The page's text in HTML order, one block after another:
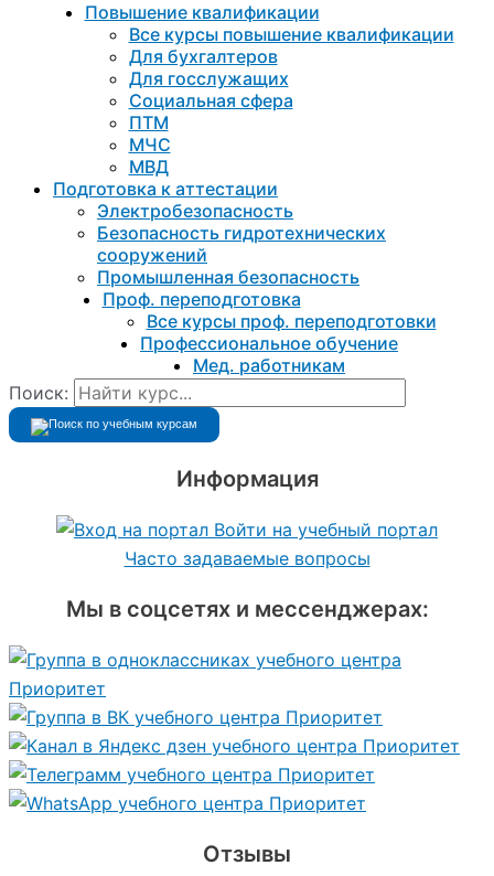
Повышение квалификации
Все курсы повышение квалификации
Для бухгалтеров
Для госслужащих
Социальная сфера
ПТМ
МЧС
МВД
Подготовка к aттестации
Электробезопасность
Безопасность гидротехнических
сооружений
Промышленная безопасность
Проф. переподготовка
Все курсы проф. переподготовки
Профессиональное обучение
Мед. работникам
Поиск:
Информация
Войти на учебный портал
Часто задаваемые вопросы
Мы в соцсетях и мессенджерах:
Отзывы